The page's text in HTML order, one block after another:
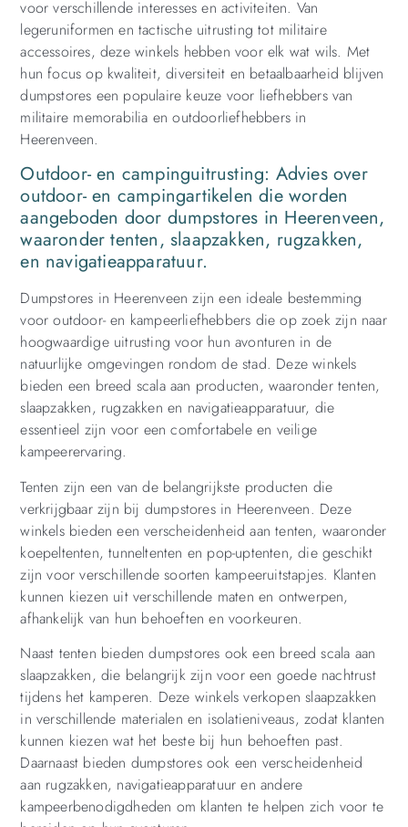
voor verschillende interesses en activiteiten. Van
legeruniformen en tactische uitrusting tot militaire
accessoires, deze winkels hebben voor elk wat wils. Met
hun focus op kwaliteit, diversiteit en betaalbaarheid blijven
dumpstores een populaire keuze voor liefhebbers van
militaire memorabilia en outdoorliefhebbers in
Heerenveen.
Outdoor- en campinguitrusting: Advies over
outdoor- en campingartikelen die worden
aangeboden door dumpstores in Heerenveen,
waaronder tenten, slaapzakken, rugzakken,
en navigatieapparatuur.
Dumpstores in Heerenveen zijn een ideale bestemming
voor outdoor- en kampeerliefhebbers die op zoek zijn naar
hoogwaardige uitrusting voor hun avonturen in de
natuurlijke omgevingen rondom de stad. Deze winkels
bieden een breed scala aan producten, waaronder tenten,
slaapzakken, rugzakken en navigatieapparatuur, die
essentieel zijn voor een comfortabele en veilige
kampeerervaring.
Tenten zijn een van de belangrijkste producten die
verkrijgbaar zijn bij dumpstores in Heerenveen. Deze
winkels bieden een verscheidenheid aan tenten, waaronder
koepeltenten, tunneltenten en pop-uptenten, die geschikt
zijn voor verschillende soorten kampeeruitstapjes. Klanten
kunnen kiezen uit verschillende maten en ontwerpen,
afhankelijk van hun behoeften en voorkeuren.
Naast tenten bieden dumpstores ook een breed scala aan
slaapzakken, die belangrijk zijn voor een goede nachtrust
tijdens het kamperen. Deze winkels verkopen slaapzakken
in verschillende materialen en isolatieniveaus, zodat klanten
kunnen kiezen wat het beste bij hun behoeften past.
Daarnaast bieden dumpstores ook een verscheidenheid
aan rugzakken, navigatieapparatuur en andere
kampeerbenodigdheden om klanten te helpen zich voor te